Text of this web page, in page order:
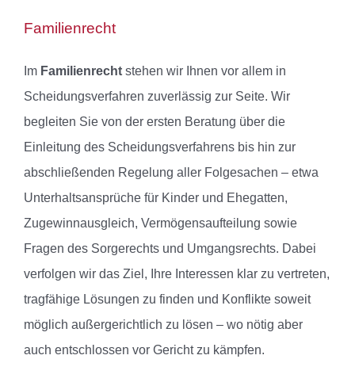
Familienrecht
Im Familienrecht stehen wir Ihnen vor allem in
Scheidungsverfahren zuverlässig zur Seite. Wir
begleiten Sie von der ersten Beratung über die
Einleitung des Scheidungsverfahrens bis hin zur
abschließenden Regelung aller Folgesachen – etwa
Unterhaltsansprüche für Kinder und Ehegatten,
Zugewinnausgleich, Vermögensaufteilung sowie
Fragen des Sorgerechts und Umgangsrechts. Dabei
verfolgen wir das Ziel, Ihre Interessen klar zu vertreten,
tragfähige Lösungen zu finden und Konflikte soweit
möglich außergerichtlich zu lösen – wo nötig aber
auch entschlossen vor Gericht zu kämpfen.